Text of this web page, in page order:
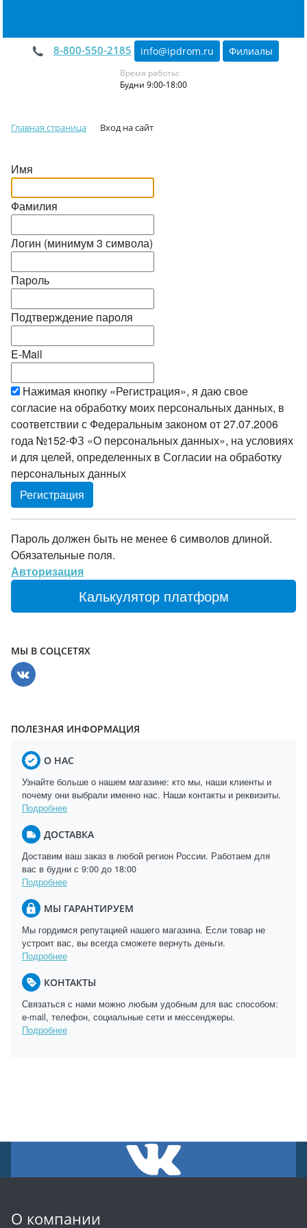
8-800-550-2185 info@ipdrom.ru Филиалы
Время работы:
Будни 9:00-18:00
Главная страница Вход на сайт
Имя
Фамилия
Логин (минимум 3 символа)
Пароль
Подтверждение пароля
E-Mail
Нажимая кнопку «Регистрация», я даю свое
согласие на обработку моих персональных данных, в
соответствии с Федеральным законом от 27.07.2006
года №152-ФЗ «О персональных данных», на условиях
и для целей, определенных в Согласии на обработку
персональных данных
Пароль должен быть не менее 6 символов длиной.
Обязательные поля.
Авторизация
Калькулятор платформ
МЫ В СОЦСЕТЯХ
ПОЛЕЗНАЯ ИНФОРМАЦИЯ
О НАС
Узнайте больше о нашем магазине: кто мы, наши клиенты и
почему они выбрали именно нас. Наши контакты и реквизиты.
Подробнее
ДОСТАВКА
Доставим ваш заказ в любой регион России. Работаем для
вас в будни с 9:00 до 18:00
Подробнее
МЫ ГАРАНТИРУЕМ
Мы гордимся репутацией нашего магазина. Если товар не
устроит вас, вы всегда сможете вернуть деньги.
Подробнее
КОНТАКТЫ
Связаться с нами можно любым удобным для вас способом:
e-mail, телефон, социальные сети и мессенджеры.
Подробнее
О компании